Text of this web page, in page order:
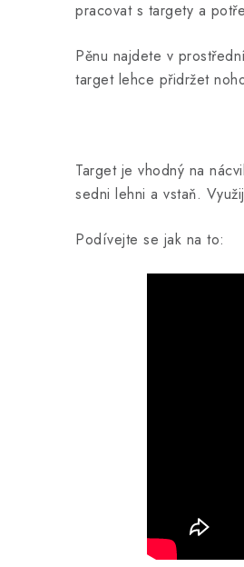
pracovat s targety a
Pěnu najdete v
target lehce přidržet
Target je vhodný na
sedni lehni a vstaň.
Podívejte se jak na to: